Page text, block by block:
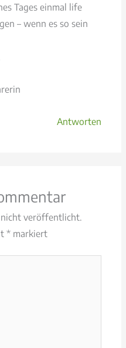
Tages einmal life
– wenn es so sein
Antworten
veröffentlicht.
*markiert